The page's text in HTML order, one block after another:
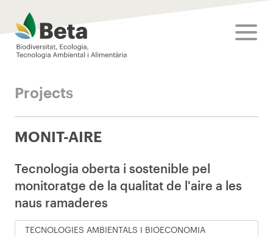
Beta Tech Center
Projects
MONIT-AIRE
Tecnologia oberta i sostenible pel
monitoratge de la qualitat de l'aire a les
naus ramaderes
TECNOLOGIES AMBIENTALS I BIOECONOMIA